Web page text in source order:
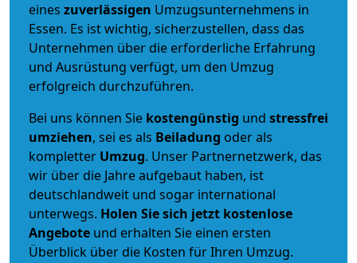
eines zuverlässigen Umzugsunternehmens in
Essen. Es ist wichtig, sicherzustellen, dass das
Unternehmen über die erforderliche Erfahrung
und Ausrüstung verfügt, um den Umzug
erfolgreich durchzuführen.
Bei uns können Sie kostengünstig und stressfrei
umziehen, sei es als Beiladung oder als
kompletter Umzug. Unser Partnernetzwerk, das
wir über die Jahre aufgebaut haben, ist
deutschlandweit und sogar international
unterwegs. Holen Sie sich jetzt kostenlose
Angebote und erhalten Sie einen ersten
Überblick über die Kosten für Ihren Umzug.